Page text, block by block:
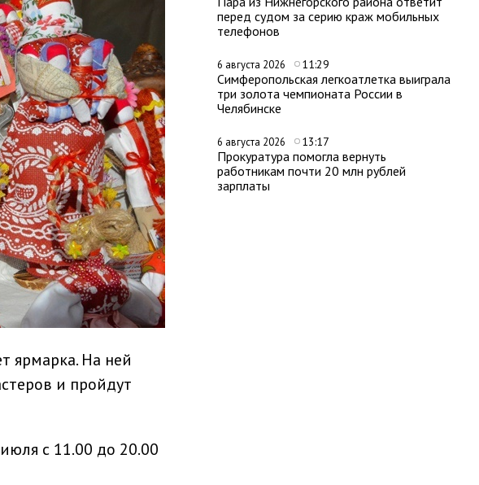
перед судом за серию краж мобильных
телефонов
6 августа 2026 11:29
Симферопольская легкоатлетка выиграла
три золота чемпионата России в
Челябинске
6 августа 2026 13:17
Прокуратура помогла вернуть
работникам почти 20 млн рублей
зарплаты
ярмарка. На ней
и пройдут
с 11.00 до 20.00